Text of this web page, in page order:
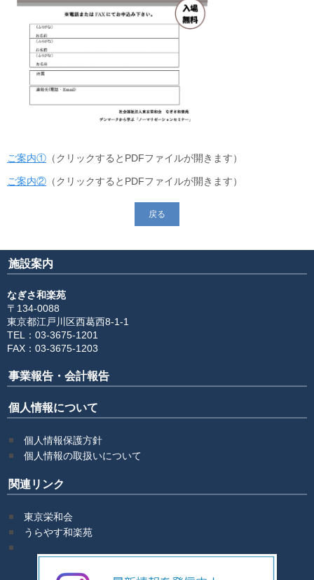
ご案内① （クリックするとPDFファイルが開きます）
ご案内② （クリックするとPDFファイルが開きます）
戻る
施設案内
なぎさ和楽苑
〒134-0088
東京都江戸川区西葛西8-1-1
TEL：03-3675-1201
FAX：03-3675-1203
事業報告・会計報告
個人情報について
個人情報保護方針
個人情報の取扱いについて
関連リンク
東京栄和会
うらやす和楽苑